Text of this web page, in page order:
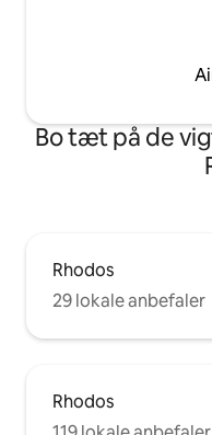
Bo tæt på de
Rhodos
29 lokale anbefaler
Rhodos